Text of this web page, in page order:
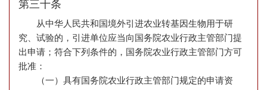
第三十条
从中华人民共和国境外引进农业转基因生物用于研
究、试验的，引进单位应当向国务院农业行政主管部门提
出申请；符合下列条件的，国务院农业行政主管部门方可
批准：
（一）具有国务院农业行政主管部门规定的申请资